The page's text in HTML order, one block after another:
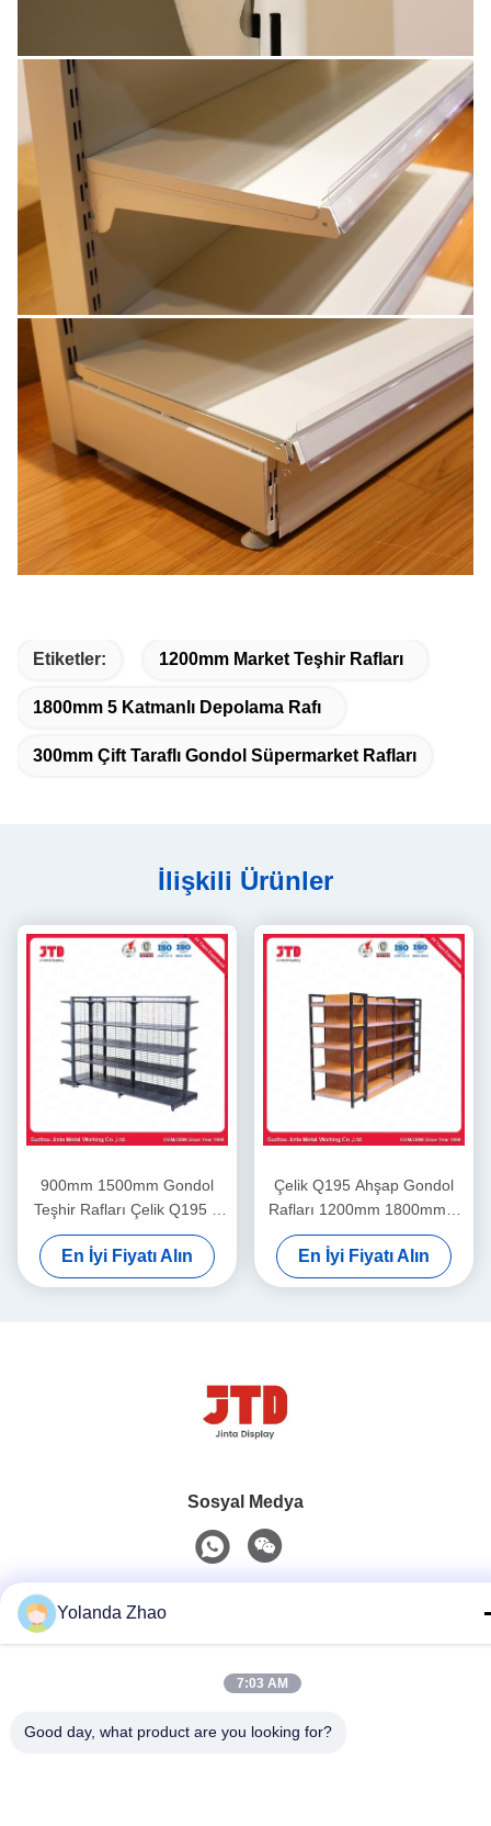
Etiketler: 1200mm Market Teşhir Rafları
1800mm 5 Katmanlı Depolama Rafı
300mm Çift Taraflı Gondol Süpermarket Rafları
İlişkili Ürünler
900mm 1500mm Gondol
Teşhir Rafları Çelik Q195 2
Taraflı Raf
En İyi Fiyatı Alın
Çelik Q195 Ahşap Gondol
Rafları 1200mm 1800mm 5
Katlı Depolama Rafı
En İyi Fiyatı Alın
Sosyal Medya
Yolanda Zhao
7:03 AM
Good day, what product are you looking for?